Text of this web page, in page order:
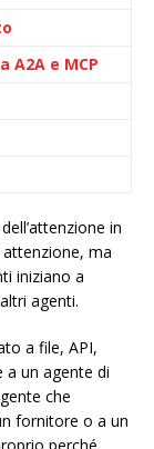
A2A e MCP
in
ma
iniziano a
agenti.
a file, API,
a un agente di
che
fornitore o a un